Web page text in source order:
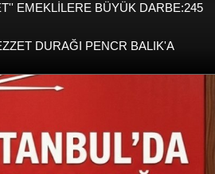
EMEKLİLERE BÜYÜK DARBE:245
DURAĞI PENCR BALIK'A
ZİYARET